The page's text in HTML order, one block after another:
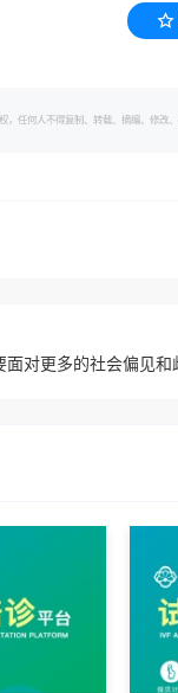
，任何人不得复制、转载、摘编、
对更多的社会偏见和